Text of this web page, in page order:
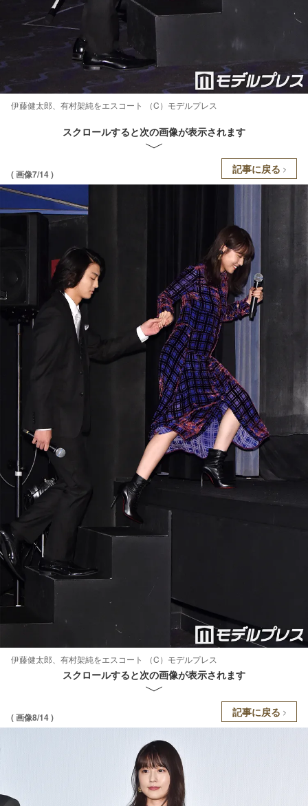
伊藤健太郎、有村架純をエスコート （C）モデルプレス
スクロールすると次の画像が表示されます
( 画像7/14 ) 記事に戻る
伊藤健太郎、有村架純をエスコート （C）モデルプレス
スクロールすると次の画像が表示されます
( 画像8/14 ) 記事に戻る